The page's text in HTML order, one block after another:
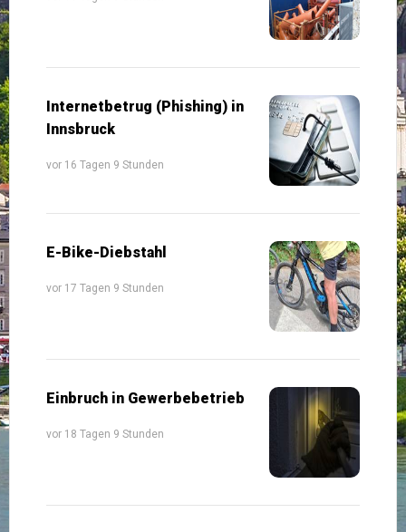
Internetbetrug (Phishing) in
Innsbruck
vor 16 Tagen 9 Stunden
E-Bike-Diebstahl
vor 17 Tagen 9 Stunden
Einbruch in Gewerbebetrieb
vor 18 Tagen 9 Stunden